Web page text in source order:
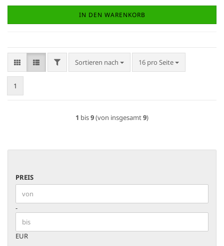
IN DEN WARENKORB
FILTERSortieren nach
Sortieren nach 16 pro Seite
pro Seite
1
1 bis9(von insgesamt9)
PREIS
PREIS
Preis bis
-
EUR